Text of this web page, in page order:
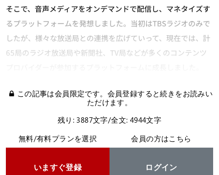
そこで、音声メディアをオンデマンドで配信し、マネタイズす
るプラットフォームを発想しました。当初はTBSラジオのみで
したが、様々な放送局との連携を広げていって、現在では、計
65局のラジオ放送局や新聞社、TV局などが多くのコンテンツ
この記事は会員限定です。会員登録すると続きをお読みい
ただけます。
残り: 3887文字/全文: 4944文字
無料/有料プランを選択
いますぐ登録
会員の方はこちら
ログイン